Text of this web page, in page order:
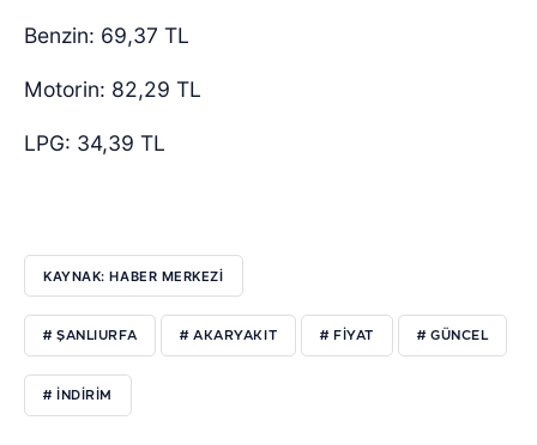
Benzin: 69,37 TL
Motorin: 82,29 TL
LPG: 34,39 TL
KAYNAK: HABER MERKEZİ
# ŞANLIURFA # AKARYAKIT # FİYAT # GÜNCEL
# İNDİRİM